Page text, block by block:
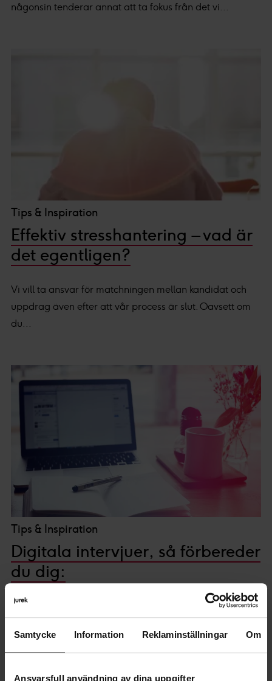
Samtycke Information Reklaminställningar Om
Ansvarsfull användning av dina uppgifter
någonsin tenderar annat att ta fokus från det vi...
Tips & Inspiration
Effektiv stresshantering – vad är
det egentligen?
Vi vill ta ansvar för matchningen mellan kandidat och
uppdrag även efter att vår process är slut. Oavsett om
du...
Tips & Inspiration
Digitala intervjuer, så förbereder
du dig:
Hur ska du tänka när intervjun är digital istället för att ni